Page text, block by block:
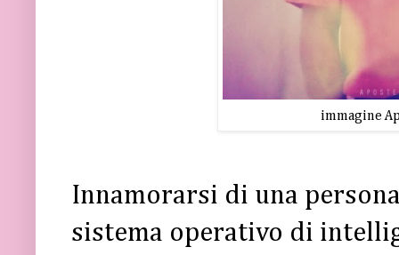
immagine
Innamorarsi di una
sistema operativo di